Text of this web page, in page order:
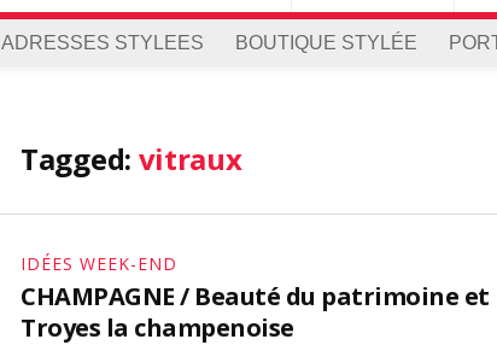
ADRESSES STYLEES BOUTIQUE STYLÉE
Tagged: vitraux
IDÉES WEEK-END
CHAMPAGNE / Beauté du patrimoine
Troyes la champenoise